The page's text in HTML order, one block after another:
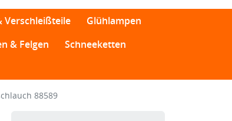
Verschleißteile
Glühlampen
& Felgen
Schneeketten
88589